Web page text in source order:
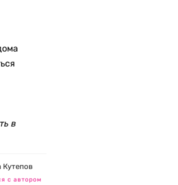
в
Кутепов
с автором